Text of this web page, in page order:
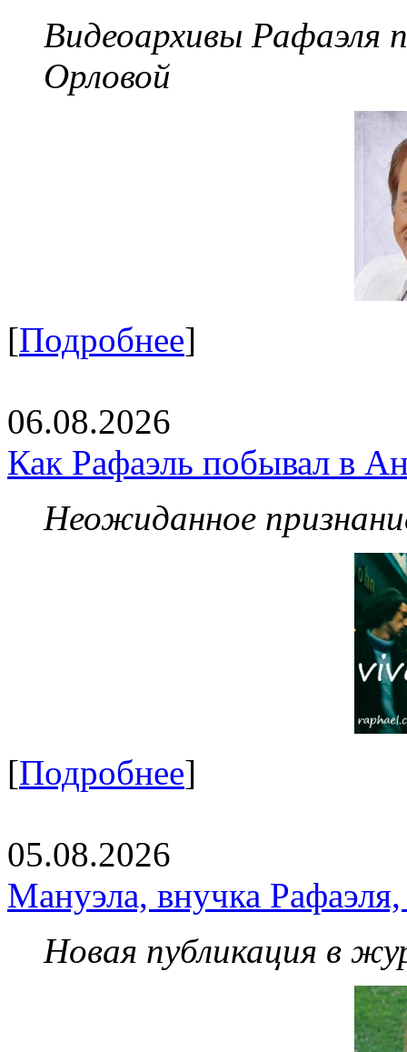
Видеоархивы Рафаэля
Орловой
[Подробнее]
06.08.2026
Как Рафаэль побывал в
Неожиданное
[Подробнее]
05.08.2026
Мануэла, внучка
Новая публикация в